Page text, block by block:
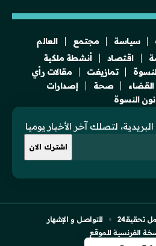
سياسة مجتمع
العالم
اقتصاد
أنشطة ملكية
تمازيغت
مقالات رأي
القضاء صحة
إصدارات
نون النسوة
لتصلك آخر الأخبار يوميا
تحقيقـ24
للتواصل و الإشهار
الفرنسية للموقع